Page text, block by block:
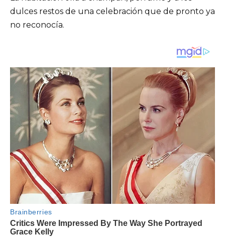
dulces restos de una celebración que de pronto ya
no reconocía.